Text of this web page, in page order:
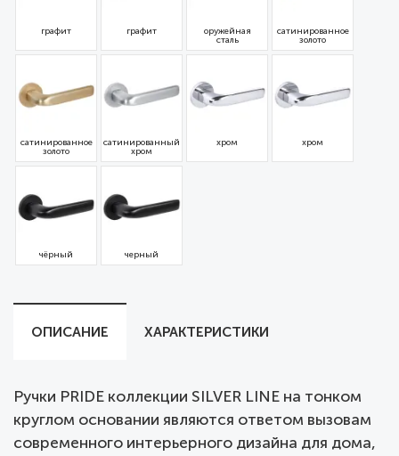
графит графит
оружейная
сталь
сатинированное
золото
сатинированное
золото
сатинированный
хром
хром хром
чёрный черный
ОПИСАНИЕ ХАРАКТЕРИСТИКИ
Ручки PRIDE коллекции SILVER LINE на тонком
круглом основании являются ответом вызовам
современного интерьерного дизайна для дома,